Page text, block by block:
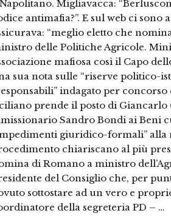
Migliavacca:
antimafia?”. E sul web ci
“meglio eletto che
delle Politiche Agricole.
mafiosa così il Capo
sua nota sulle “riserve politico-
indagato per
prende il posto di Giancarlo
Sandro Bondi ai Beni
giuridico-formali” alla
chiariscano al più
di Romano a ministro
del Consiglio che, per
sottostare ad un vero e
della segreteria PD – …